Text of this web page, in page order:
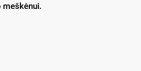
meškėnui.